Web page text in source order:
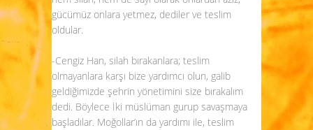
gücümüz onlara yetmez, dediler ve teslim
oldular.
-Cengiz Han, silah bırakanlara; teslim
olmayanlara karşı bize yardımcı olun, galib
geldiğimizde şehrin yönetimini size bırakalım
dedi. Böylece İki müslüman gurup savaşmaya
başladılar. Moğollar’ın da yardımı ile, teslim